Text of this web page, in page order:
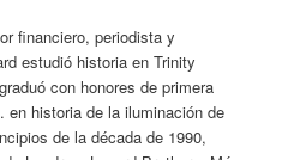
financiero, periodista y
estudió historia en Trinity
con honores de primera
historia de la iluminación de
de la década de 1990,